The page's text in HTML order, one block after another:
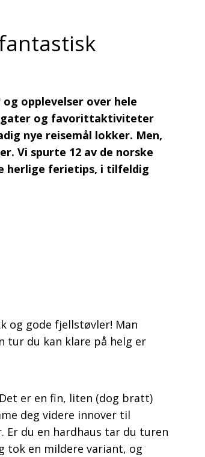
opplevelser over hele
og favorittaktiviteter
nye reisemål lokker. Men,
Vi spurte 12 av de norske
herlige ferietips, i tilfeldig
og gode fjellstøvler! Man
tur du kan klare på helg er
er en fin, liten (dog bratt)
deg videre innover til
Er du en hardhaus tar du turen
tok en mildere variant, og